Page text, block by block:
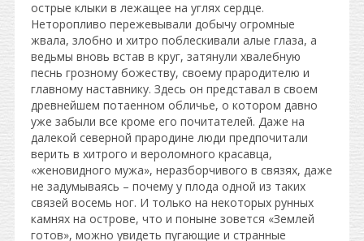
острые клыки в лежащее на углях сердце.
Неторопливо пережевывали добычу огромные
жвала, злобно и хитро поблескивали алые глаза, а
ведьмы вновь встав в круг, затянули хвалебную
песнь грозному божеству, своему прародителю и
главному наставнику. Здесь он представал в своем
древнейшем потаенном обличье, о котором давно
уже забыли все кроме его почитателей. Даже на
далекой северной прародине люди предпочитали
верить в хитрого и вероломного красавца,
«женовидного мужа», неразборчивого в связях, даже
не задумываясь – почему у плода одной из таких
связей восемь ног. И только на некоторых рунных
камнях на острове, что и поныне зовется «Землей
готов», можно увидеть пугающие и странные